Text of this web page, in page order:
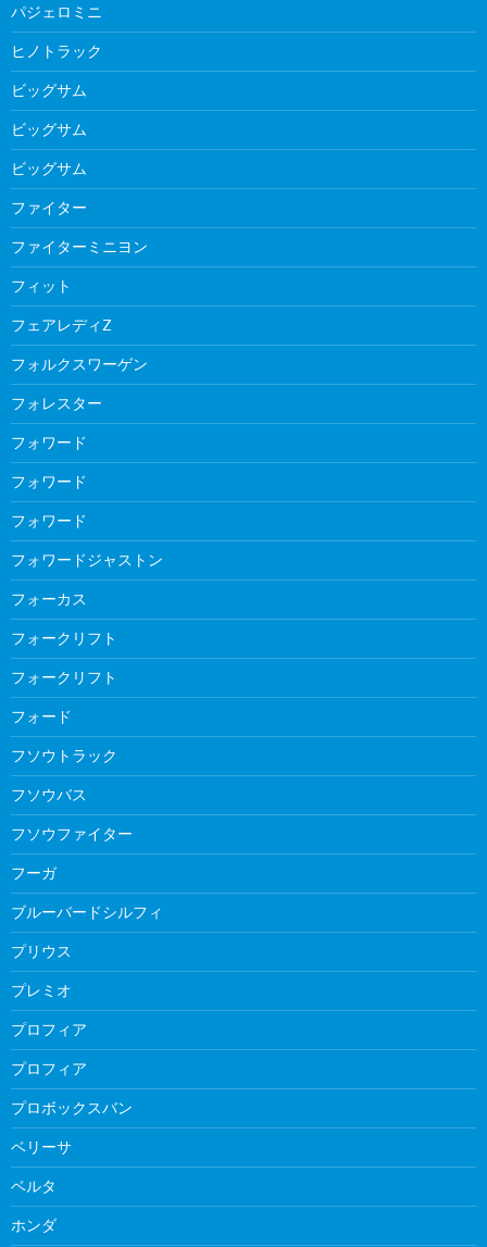
パジェロミニ
ヒノトラック
ビッグサム
ビッグサム
ビッグサム
ファイター
ファイターミニヨン
フィット
フェアレディZ
フォルクスワーゲン
フォレスター
フォワード
フォワード
フォワード
フォワードジャストン
フォーカス
フォークリフト
フォークリフト
フォード
フソウトラック
フソウバス
フソウファイター
フーガ
ブルーバードシルフィ
プリウス
プレミオ
プロフィア
プロフィア
プロボックスバン
ベリーサ
ベルタ
ホンダ